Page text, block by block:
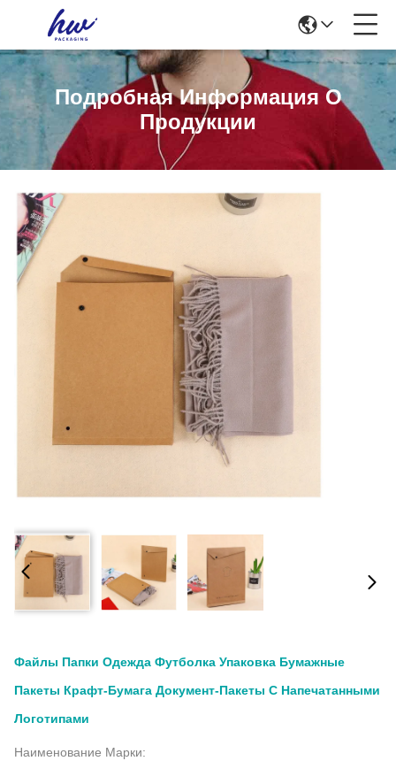
Подробная Информация О
Продукции
Файлы Папки Одежда Футболка Упаковка Бумажные
Пакеты Крафт-Бумага Документ-Пакеты С Напечатанными
Логотипами
Наименование Марки: